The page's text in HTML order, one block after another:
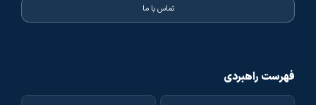
تماس با ما
فهرست راهبردی